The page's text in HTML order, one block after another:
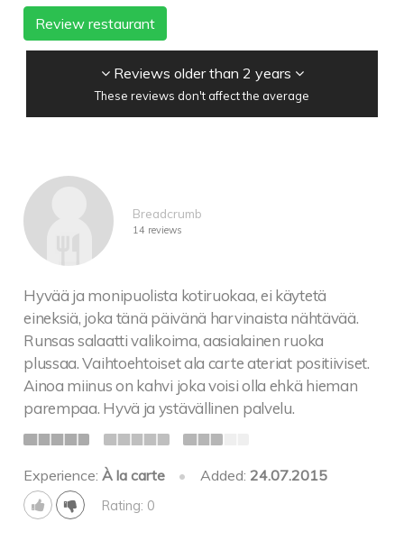
Review restaurant
Reviews older than 2 years
These reviews don't affect the average
Breadcrumb
14 reviews
Hyvää ja monipuolista kotiruokaa, ei käytetä
eineksiä, joka tänä päivänä harvinaista nähtävää.
Runsas salaatti valikoima, aasialainen ruoka
plussaa. Vaihtoehtoiset ala carte ateriat positiiviset.
Ainoa miinus on kahvi joka voisi olla ehkä hieman
parempaa. Hyvä ja ystävällinen palvelu.
Experience:À la carte • Added: 24.07.2015
Rating: 0